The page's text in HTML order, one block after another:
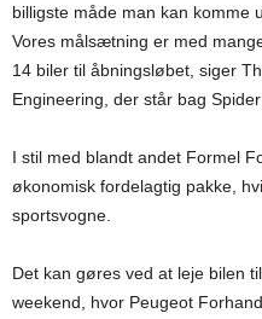
billigste måde man kan komme
Vores målsætning er med
14 biler til åbningsløbet, siger
Engineering, der står bag Spider
I stil med blandt andet Formel
økonomisk fordelagtig pakke,
sportsvogne.
Det kan gøres ved at leje bilen
weekend, hvor Peugeot